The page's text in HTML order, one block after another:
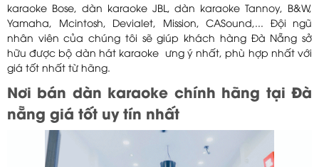
karaoke Bose, dàn karaoke JBL, dàn karaoke Tannoy, B&W,
Yamaha, Mcintosh, Devialet, Mission, CASound,... Đội ngũ
nhân viên của chúng tôi sẽ giúp khách hàng Đà Nẵng sở
hữu được bộ dàn hát karaoke ưng ý nhất, phù hợp nhất với
giá tốt nhất từ hãng.
Nơi bán dàn karaoke chính hãng tại Đà
nẵng giá tốt uy tín nhất